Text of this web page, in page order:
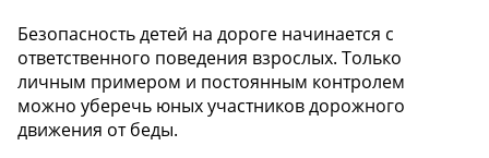
Безопасность детей на дороге начинается с
ответственного поведения взрослых. Только
личным примером и постоянным контролем
можно уберечь юных участников дорожного
движения от беды.